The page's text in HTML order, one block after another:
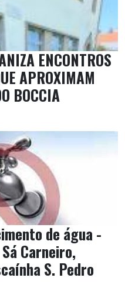
ENCONTROS
APROXIMAM
BOCCIA
de água -
Carneiro,
S. Pedro